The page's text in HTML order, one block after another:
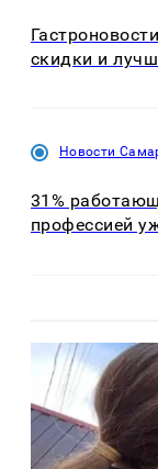
скидки и
Новости
31%
профессией